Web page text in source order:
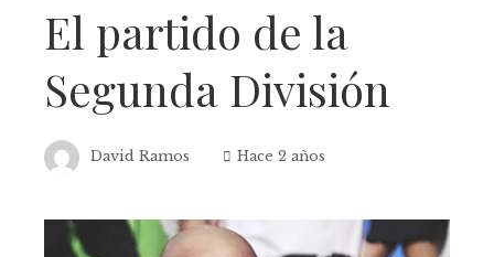
El partido de la
Segunda División
David Ramos Hace 2 años